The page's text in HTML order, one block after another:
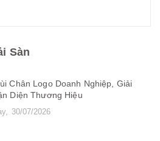
Sàn
Chân Logo Doanh Nghiệp, Giải
Diện Thương Hiệu
30/07/2026